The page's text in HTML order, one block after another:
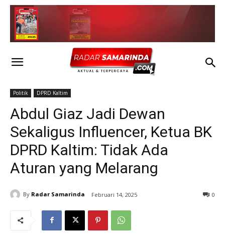
Politik DPRD Kaltim
Abdul Giaz Jadi Dewan
Sekaligus Influencer, Ketua BK
DPRD Kaltim: Tidak Ada
Aturan yang Melarang
By Radar Samarinda Februari 14, 2025 0